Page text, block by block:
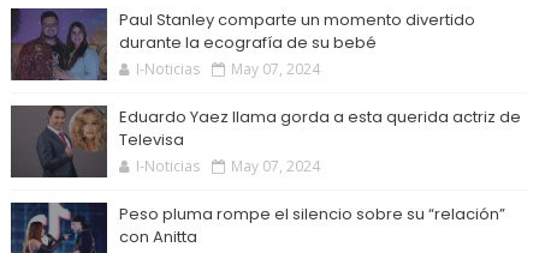
Paul Stanley comparte un momento divertido
durante la ecografía de su bebé
I-Noticias May 07, 2024
Eduardo Yaez llama gorda a esta querida actriz de
Televisa
I-Noticias May 07, 2024
Peso pluma rompe el silencio sobre su “relación”
con Anitta